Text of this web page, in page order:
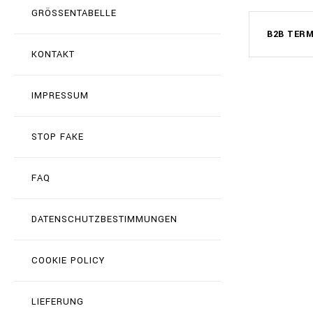
GRÖSSENTABELLE
KONTAKT
IMPRESSUM
STOP FAKE
FAQ
DATENSCHUTZBESTIMMUNGEN
COOKIE POLICY
LIEFERUNG
B2B